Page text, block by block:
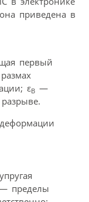
приведена в
первый
εВ —
пределы